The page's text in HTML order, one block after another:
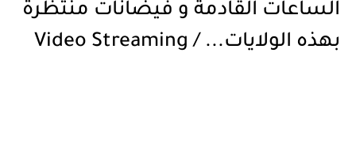
الساعات القادمة و فيضانات منتظرة
بهذه الولايات... / Video Streaming